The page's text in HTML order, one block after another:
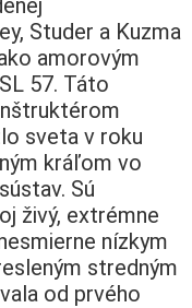
Studer a Kuzma
amorovým
57. Táto
sveta v roku
kráľom vo
Sú
živý, extrémne
nízkym
stredným
od prvého